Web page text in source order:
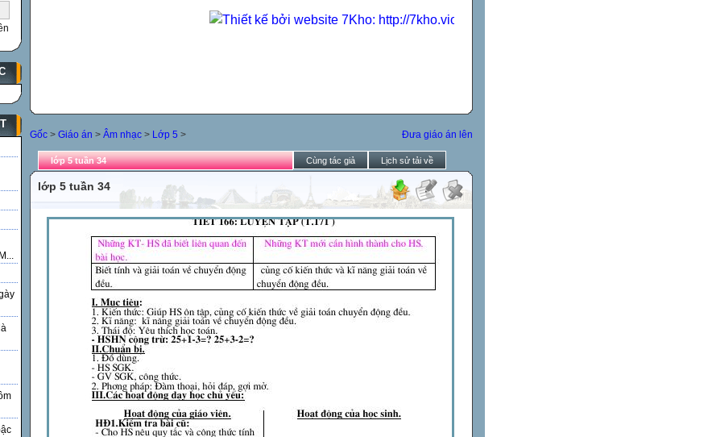
Đưa giáo án lên
Gốc > Giáo án > Âm nhạc > Lớp 5 >
lớp 5 tuần 34 Cùng tác giả Lịch sử tải về
lớp 5 tuần 34